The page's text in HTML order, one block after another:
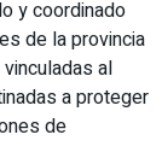
y coordinado
de la provincia
al
a proteger
de